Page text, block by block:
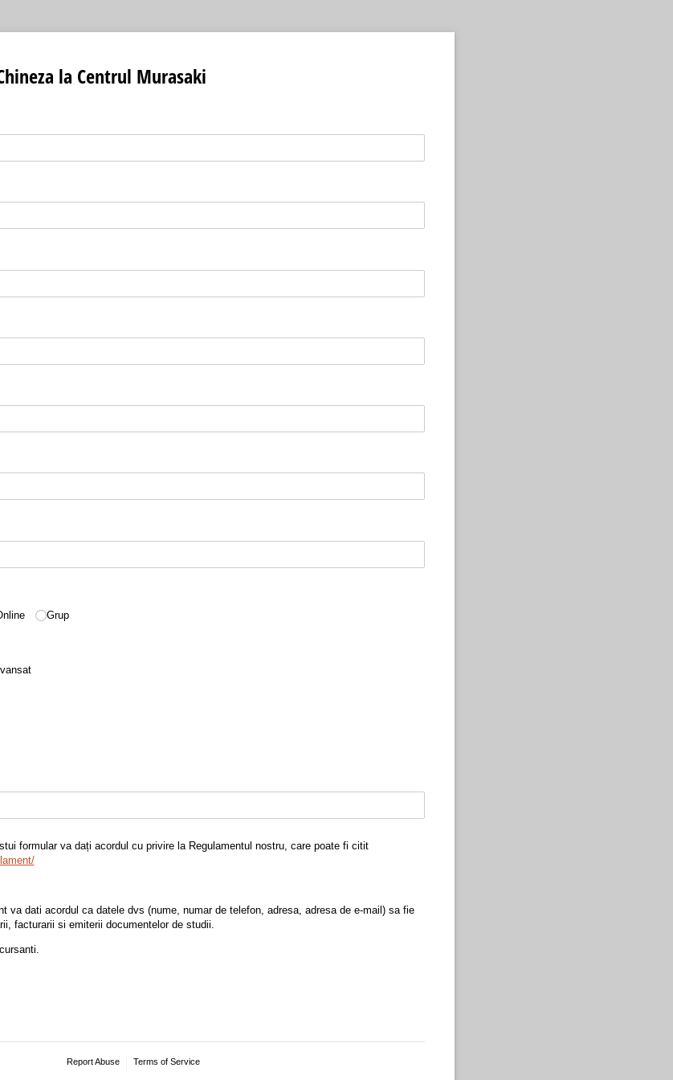
la Centrul Murasaki
Grup
formular va dați acordul cu privire la Regulamentul nostru, care poate fi citit
va dati acordul ca datele dvs (nume, numar de telefon, adresa, adresa de e-mail) sa fie
facturarii si emiterii documentelor de studii.
Report Abuse Terms of Service